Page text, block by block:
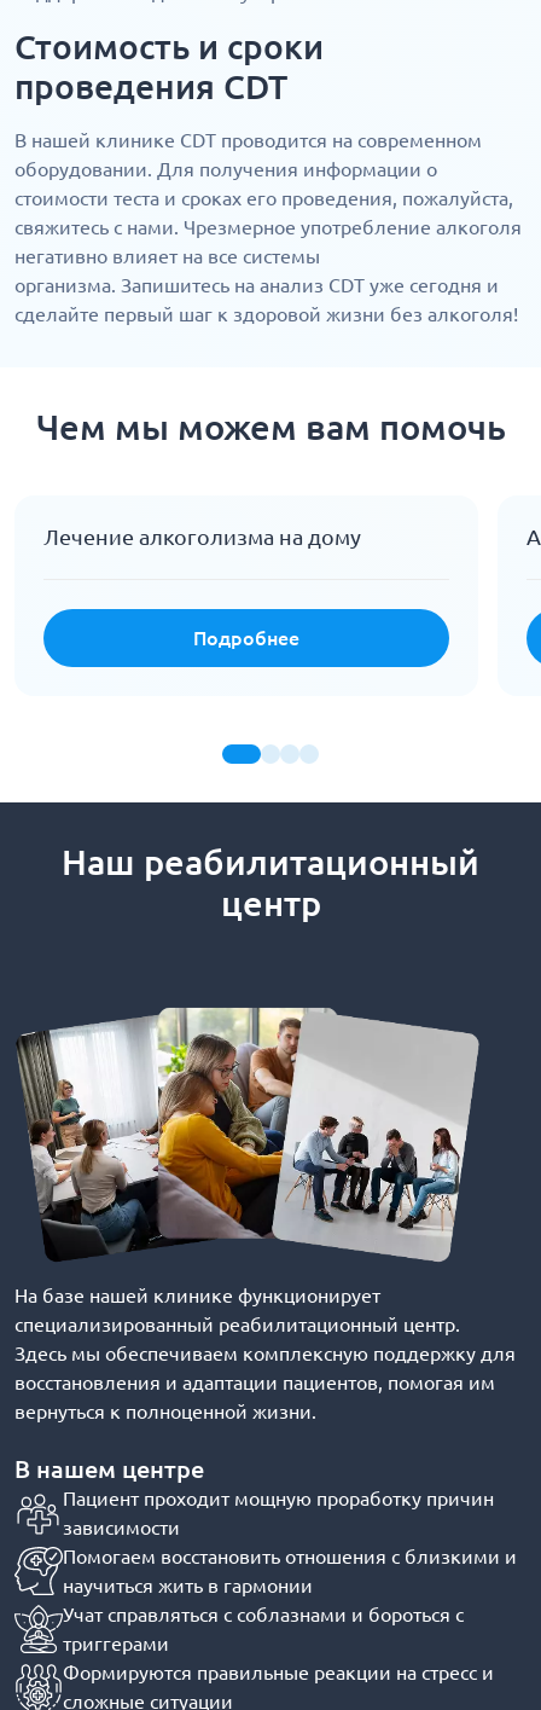
Стоимость и сроки
проведения CDT
В нашей клинике CDT проводится на современном
оборудовании. Для получения информации о
стоимости теста и сроках его проведения, пожалуйста,
свяжитесь с нами. Чрезмерное употребление алкоголя
негативно влияет на все системы
организма. Запишитесь на анализ CDT уже сегодня и
сделайте первый шаг к здоровой жизни без алкоголя!
Чем мы можем вам помочь
Лечение алкоголизма на дому
Подробнее
Наш реабилитационный
центр
На базе нашей клинике функционирует
специализированный реабилитационный центр.
Здесь мы обеспечиваем комплексную поддержку для
восстановления и адаптации пациентов, помогая им
вернуться к полноценной жизни.
В нашем центре
Пациент проходит мощную проработку причин
зависимости
Помогаем восстановить отношения с близкими и
научиться жить в гармонии
Учат справляться с соблазнами и бороться с
триггерами
Формируются правильные реакции на стресс и
сложные ситуации